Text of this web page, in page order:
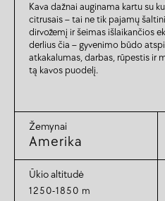
Kava dažnai auginama kartu su
citrusais – tai ne tik pajamų
dirvožemį ir šeimas išlaikančios
derlius čia – gyvenimo būdo
atkakalumas, darbas, rūpestis ir
tą kavos puodelį.
Žemynai
Amerika
Ūkio altitudė
1250-1850 m